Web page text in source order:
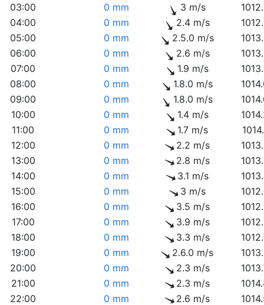
03:00
0 mm 3 m/s
04:00
0 mm 2.4 m/s
05:00
0 mm 2.5.0 m/s
06:00
0 mm 2.6 m/s
07:00
0 mm 1.9 m/s
08:00
0 mm 1.8.0 m/s
09:00
0 mm 1.8.0 m/s
10:00
0 mm 1.4 m/s
11:00
0 mm 1.7 m/s
12:00
0 mm 2.2 m/s
13:00
0 mm 2.8 m/s
14:00
0 mm 3.1 m/s
15:00
0 mm 3 m/s
16:00
0 mm 3.5 m/s
17:00
0 mm 3.9 m/s
18:00
0 mm 3.3 m/s
19:00
0 mm 2.6.0 m/s
20:00
0 mm 2.3 m/s
21:00
0 mm 2.3 m/s
22:00
0 mm 2.6 m/s